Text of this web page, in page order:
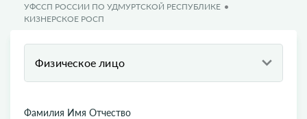
УФССП РОССИИ ПО УДМУРТСКОЙ РЕСПУБЛИКЕ
КИЗНЕРСКОЕ РОСП
Физическое лицо
Фамилия Имя Отчество